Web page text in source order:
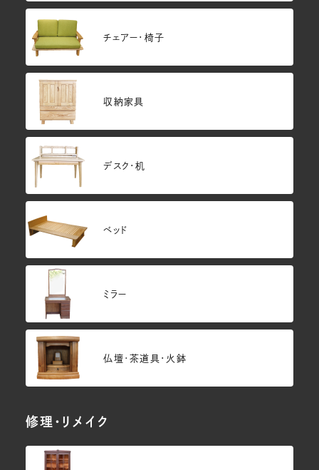
チェアー・椅子
収納家具
デスク・机
ベッド
ミラー
仏壇･茶道具・火鉢
修理・リメイク